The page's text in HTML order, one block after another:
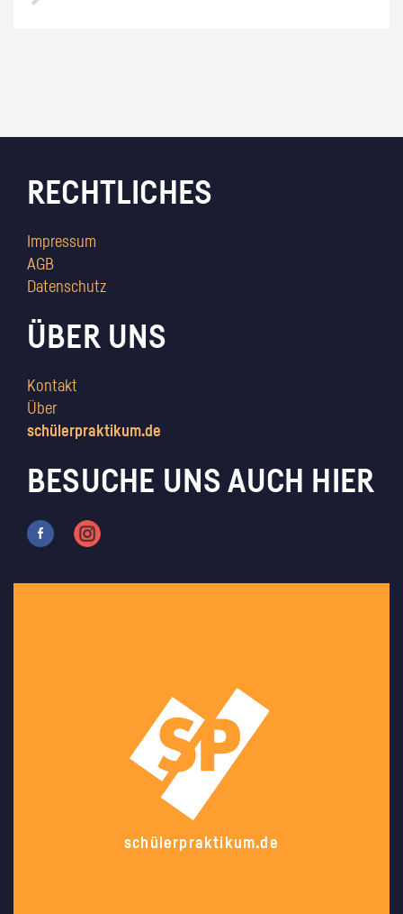
RECHTLICHES
Impressum
AGB
Datenschutz
ÜBER UNS
Kontakt
Über
schülerpraktikum.de
BESUCHE UNS AUCH HIER
schülerpraktikum.de